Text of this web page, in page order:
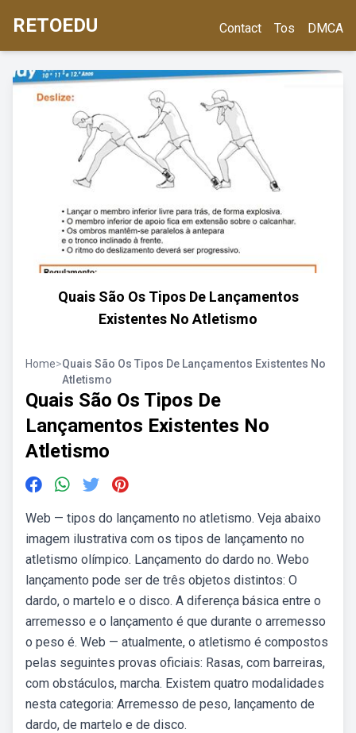
RETOEDU Contact Tos DMCA
Quais São Os Tipos De Lançamentos
Existentes No Atletismo
Home>Quais São Os Tipos De Lançamentos Existentes No
Atletismo
Quais São Os Tipos De
Lançamentos Existentes No
Atletismo
Web — tipos do lançamento no atletismo. Veja abaixo
imagem ilustrativa com os tipos de lançamento no
atletismo olímpico. Lançamento do dardo no. Webo
lançamento pode ser de três objetos distintos: O
dardo, o martelo e o disco. A diferença básica entre o
arremesso e o lançamento é que durante o arremesso
o peso é. Web — atualmente, o atletismo é compostos
pelas seguintes provas oficiais: Rasas, com barreiras,
com obstáculos, marcha. Existem quatro modalidades
nesta categoria: Arremesso de peso, lançamento de
dardo, de martelo e de disco.